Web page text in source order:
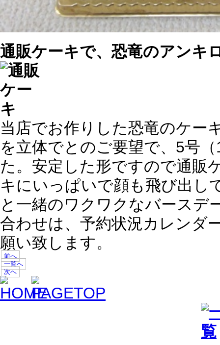
通販ケーキで、恐竜のアンキ
当店でお作りした恐竜のケー
を立体でとのご要望で、5号
た。安定した形ですので通販
キにいっぱいで顔も飛び出し
と一緒のワクワクなバースデ
合わせは、予約状況カレンダ
願い致します。
前へ
一覧へ
次へ